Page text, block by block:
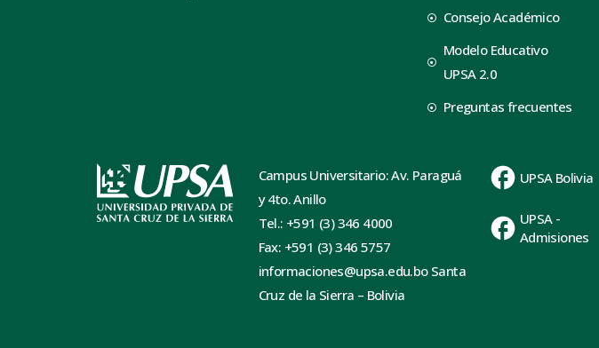
Consejo Académico
Modelo Educativo
UPSA 2.0
Preguntas frecuentes
Campus Universitario: Av. Paraguá
y 4to. Anillo
Tel.: +591 (3) 346 4000
Fax: +591 (3) 346 5757
informaciones@upsa.edu.bo Santa
Cruz de la Sierra – Bolivia
UPSA Bolivia
UPSA -
Admisiones